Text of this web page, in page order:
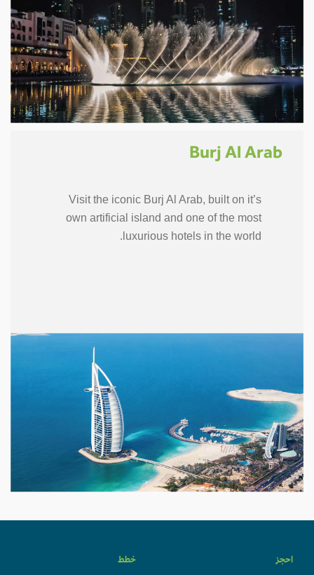
Burj Al Arab
Visit the iconic Burj Al Arab, built on it’s
own artificial island and one of the most
luxurious hotels in the world.
احجز خطط